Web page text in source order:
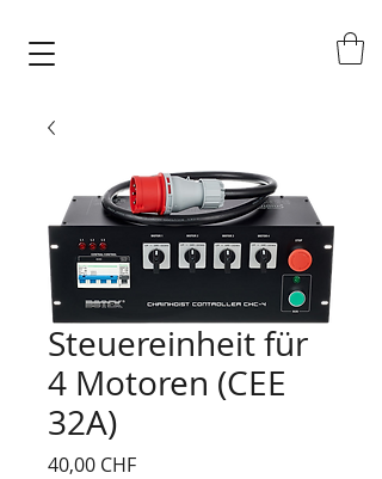
Steuereinheit für
4 Motoren (CEE
32A)
40,00 CHFPreis